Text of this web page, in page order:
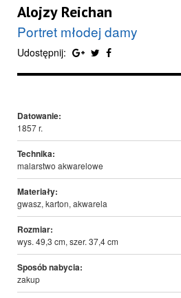
Alojzy Reichan
Portret młodej damy
Udostępnij:
Datowanie:
1857 r.
Technika:
malarstwo akwarelowe
Materiały:
gwasz, karton, akwarela
Rozmiar:
wys. 49,3 cm, szer. 37,4 cm
Sposób nabycia:
zakup